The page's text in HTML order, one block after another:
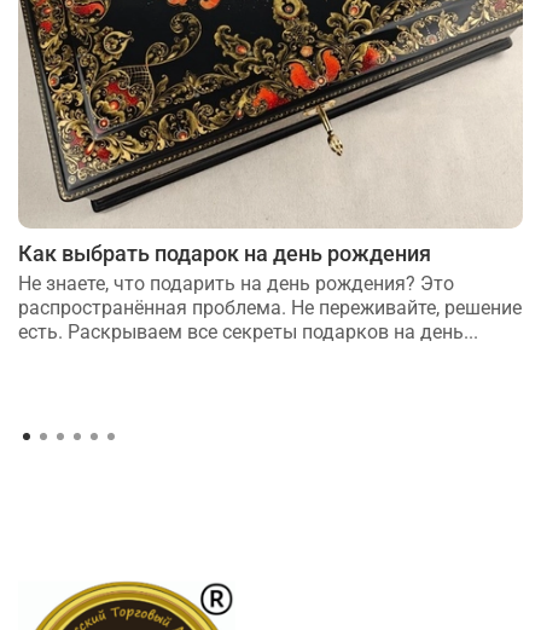
Как выбрать подарок на день рождения
Не знаете, что подарить на день рождения? Это
распространённая проблема. Не переживайте, решение
есть. Раскрываем все секреты подарков на день...